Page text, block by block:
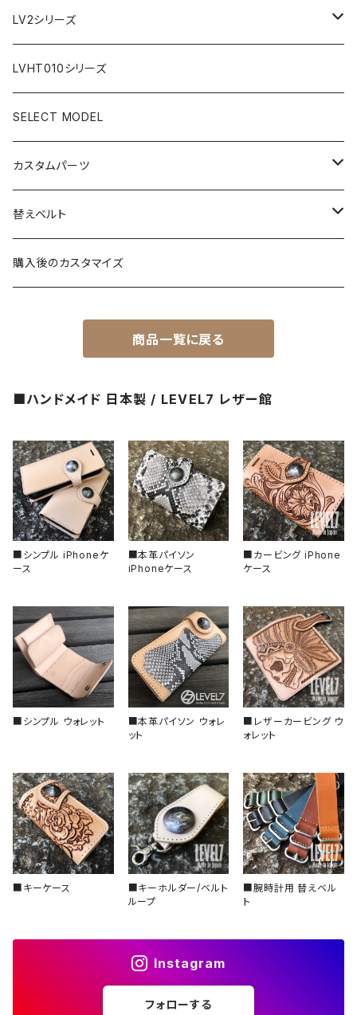
フラット型ベゼル
スロープ型ベゼル
C1文字盤
C3文字盤
C3S文字盤
X1文字盤
1ST文字盤
2ND文字盤
AR文字盤
C3S文字盤
2ND文字盤
LV2シリーズ
AR文字盤
C1文字盤
C3S文字盤
X1文字盤
1ST文字盤
LVHT010シリーズ
SELECT MODEL
カスタムパーツ
ケース/ケースバック
CROWN（リューズ）
べセル
回転式
固定式
ベゼルインサート
フラット型（セラミック）
フラット型（エポキシ樹脂）
スロープ型（セラミック）
スロープ型（アルミ）
チャプターリング
風防/クリスタル
その他、アクセサリー
替えベルト
レザーベルト
一点モノ-即納（ハンドメイド）
MPGシリーズ
バックル
ステンレスベルト
ラバーベルト
購入後のカスタマイズ
商品一覧に戻る
■ハンドメイド 日本製 / LEVEL7 レザー館
■シンプル iPhoneケ
ース
■本革パイソン
iPhoneケース
■カービング iPhone
ケース
■シンプル ウォレット
■本革パイソン ウォレ
ット
■レザーカービング ウ
ォレット
■キーケース
■キーホルダー/ベルト
ループ
■腕時計用 替えベル
ト
Instagram
フォローする